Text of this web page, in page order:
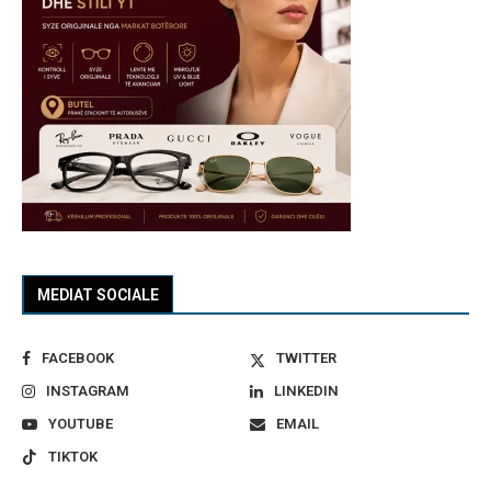
MEDIAT SOCIALE
FACEBOOK
TWITTER
INSTAGRAM
LINKEDIN
YOUTUBE
EMAIL
TIKTOK